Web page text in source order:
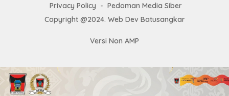
Privacy Policy
Pedoman Media Siber
Copyright @2024. Web Dev Batusangkar
Versi Non AMP